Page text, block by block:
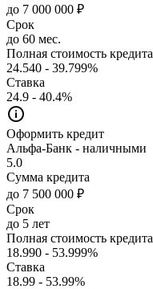
до 7 000 000 ₽
Срок
до 60 мес.
Полная стоимость кредита
24.540 - 39.799%
Ставка
24.9 - 40.4%
Оформить кредит
Альфа-Банк - наличными
5.0
Сумма кредита
до 7 500 000 ₽
Срок
до 5 лет
Полная стоимость кредита
18.990 - 53.999%
Ставка
18.99 - 53.99%